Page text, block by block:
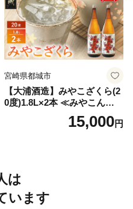
宮崎県都城市
【大浦酒造】みやこざくら(2
0度)1.8L×2本 ≪みやこんじょ
特急便≫_MJ-077115,000円
は
います